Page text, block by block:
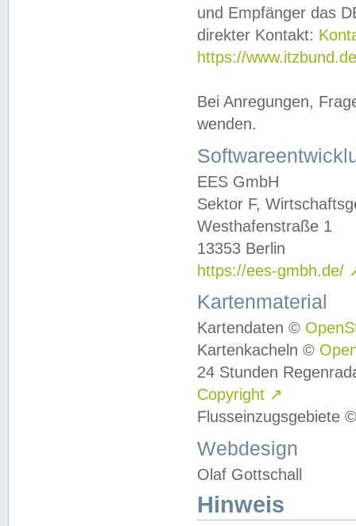
und Empfänger das
direkter Kontakt:
https://
Bei Anregungen,
wenden.
EES GmbH
Sektor F,
Westhafenstraße 1
13353 Berlin
https://ees-gmbh.de/
Kartenmaterial
Kartendaten ©
Kartenkacheln ©
24 Stunden
Copyright ↗
Flusseinzugsgebiete
Webdesign
Olaf Gottschall
Hinweis